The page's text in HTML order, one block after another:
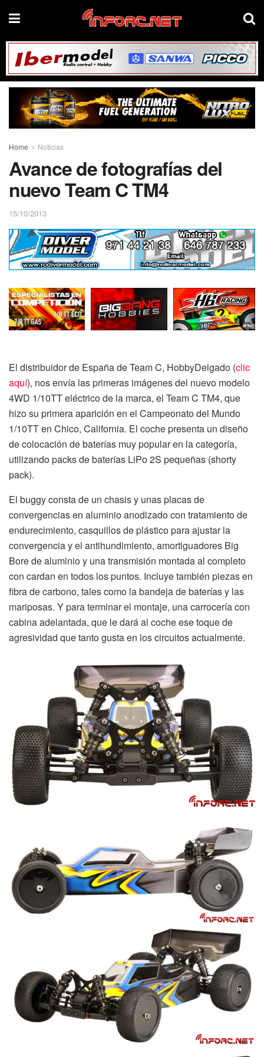
Home Noticias
Avance de fotografías del
nuevo Team C TM4
15/10/2013
El distribuidor de España de Team C, HobbyDelgado (clic
aquí), nos envía las primeras imágenes del nuevo modelo
4WD 1/10TT eléctrico de la marca, el Team C TM4, que
hizo su primera aparición en el Campeonato del Mundo
1/10TT en Chico, California. El coche presenta un diseño
de colocación de baterías muy popular en la categoría,
utilizando packs de baterías LiPo 2S pequeñas (shorty
pack).
El buggy consta de un chasis y unas placas de
convergencias en aluminio anodizado con tratamiento de
endurecimiento, casquillos de plástico para ajustar la
convergencia y el antihundimiento, amortiguadores Big
Bore de aluminio y una transmisión montada al completo
con cardan en todos los puntos. Incluye también piezas en
fibra de carbono, tales como la bandeja de baterías y las
mariposas. Y para terminar el montaje, una carrocería con
cabina adelantada, que le dará al coche ese toque de
agresividad que tanto gusta en los circuitos actualmente.